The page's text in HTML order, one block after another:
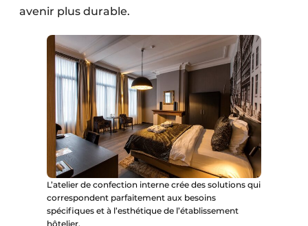
avenir plus durable.
L’atelier de confection interne crée des solutions qui
correspondent parfaitement aux besoins
spécifiques et à l’esthétique de l’établissement
hôtelier.